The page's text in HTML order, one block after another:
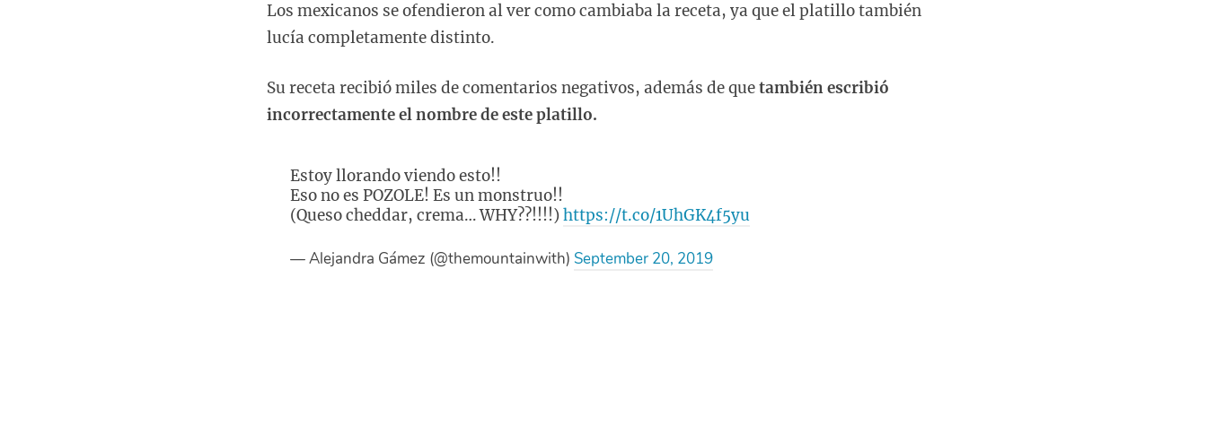
Los mexicanos se ofendieron al ver como cambiaba la receta, ya que el platillo también
lucía completamente distinto.
Su receta recibió miles de comentarios negativos, además de quetambién escribió
incorrectamente el nombre de este platillo.
Estoy llorando viendo esto!!
Eso no es POZOLE! Es un monstruo!!
(Queso cheddar, crema… WHY??!!!!)https://t.co/1UhGK4f5yu
— Alejandra Gámez (@themountainwith) September 20, 2019